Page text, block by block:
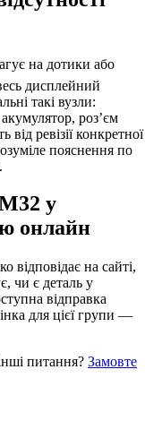
на дотики або
дисплейний
такі вузли:
роз’єм
ревізії конкретної
пояснення по
у
онлайн
на сайті,
чи є деталь у
відправка
для цієї групи —
питання? Замовте